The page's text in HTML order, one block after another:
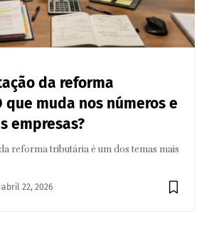
da reforma
muda nos números e
empresas?
reforma tributária é um dos temas mais
abril 22, 2026